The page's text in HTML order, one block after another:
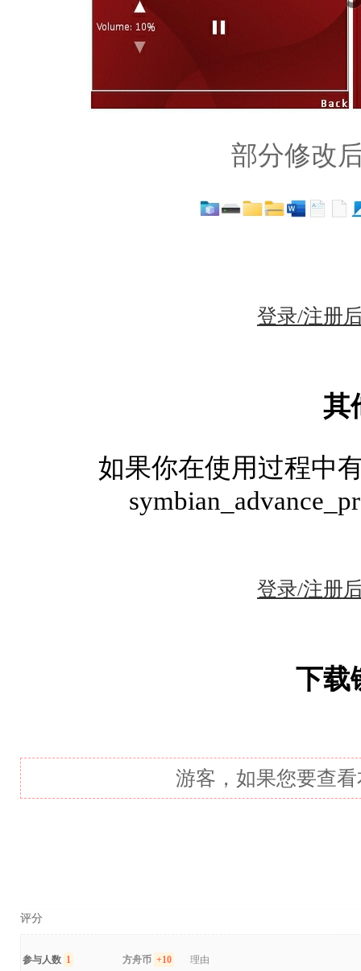
部分修改
登录/注册
其
如果你在使用过程中
登录/注册
下载
游客，如果您要查
评分
参与人数 1 方舟币 +10 理由